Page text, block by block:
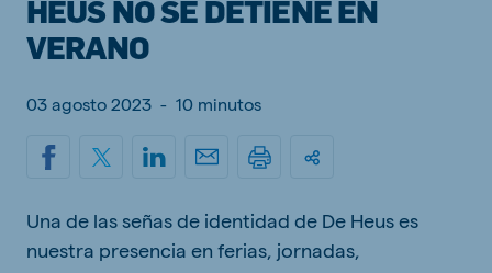
HEUS NO SE DETIENE EN
VERANO
03 agosto 2023 - 10 minutos
Una de las señas de identidad de De Heus es
nuestra presencia en ferias, jornadas,